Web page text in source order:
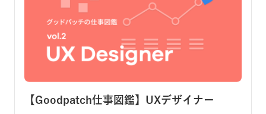
【Goodpatch仕事図鑑】UXデザイナー